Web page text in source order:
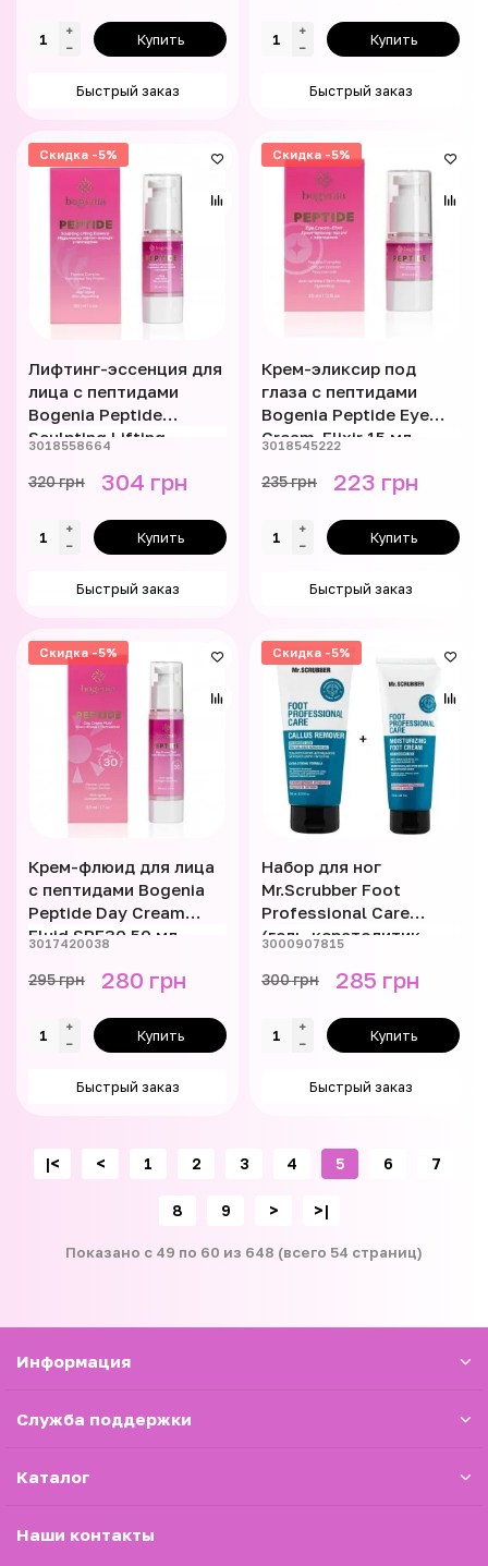
Купить
Быстрый заказ
Купить
Быстрый заказ
Скидка -5%
Лифтинг-эссенция для
лица с пептидами
Bogenia Peptide
Sculpting Lifting
BG454.005
3018558664
320 грн 304 грн
Купить
Быстрый заказ
Скидка -5%
Крем-эликсир под
глаза с пептидами
Bogenia Peptide Eye
Cream-Elixir 15 мл
3018545222
235 грн 223 грн
Купить
Быстрый заказ
Скидка -5%
Крем-флюид для лица
с пептидами Bogenia
Peptide Day Cream
Fluid SPF30 50 мл
3017420038
295 грн 280 грн
Купить
Быстрый заказ
Скидка -5%
Набор для ног
Mr.Scrubber Foot
Professional Care
(гель-кератолитик,
3000907815
300 грн 285 грн
Купить
Быстрый заказ
|< < 1 2 3 4 5 6 7
8 9 > >|
Показано с 49 по 60 из 648 (всего 54 страниц)
Информация
Служба поддержки
Каталог
Наши контакты